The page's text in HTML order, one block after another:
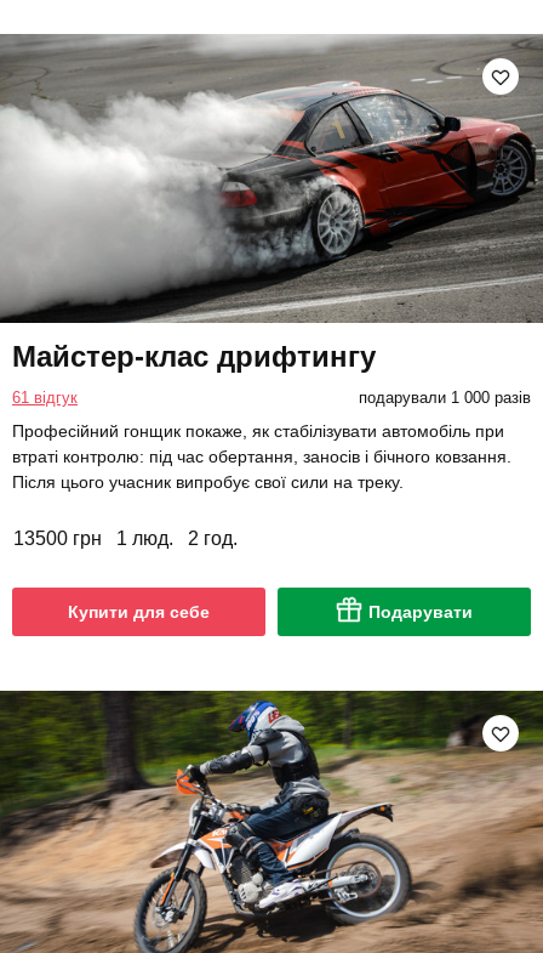
Майстер-клас дрифтингу
61 відгук подарували 1 000 разів
Професійний гонщик покаже, як стабілізувати автомобіль при
втраті контролю: під час обертання, заносів і бічного ковзання.
Після цього учасник випробує свої сили на треку.
13500 грн 1 люд. 2 год.
Купити для себе Подарувати